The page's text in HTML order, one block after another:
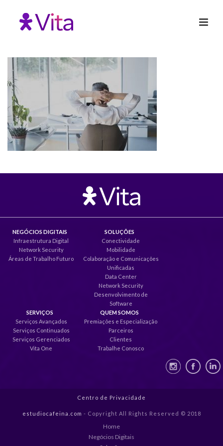
NEGÓCIOS DIGITAIS
Infraestrutura Digital
Network Security
Áreas de Trabalho Futuro
SOLUÇÕES
Conectividade
Mobilidade
Colaboração e Comunicações
Unificadas
Data Center
Network Security
Desenvolvimento de
Software
SERVIÇOS
Serviços Avançados
Serviços Continuados
Serviços Gerenciados
Vita One
QUEM SOMOS
Premiações e Especialização
Parceiros
Clientes
Trabalhe Conosco
Centro de Privacidade
estudiocafeina.com - Copyright All Rights Reserved © 2018
Home
Negócios Digitais